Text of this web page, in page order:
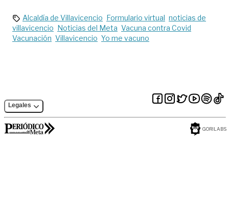
Alcaldía de Villavicencio Formulario virtual noticias de
villavicencio Noticias del Meta Vacuna contra Covid
Vacunación Villavicencio Yo me vacuno
Legales
GORILABS